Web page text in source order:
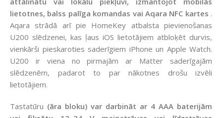
lietotnes, balss palīga komandas vai Aqara NFC kartes .
Aqara strādā arī pie HomeKey atbalsta pievienošanas
U200 slēdzenei, kas ļaus iOS lietotājiem atbloķēt durvis,
vienkārši pieskaroties saderīgiem iPhone un Apple Watch.
U200 ir viena no pirmajām ar Matter saderīgajām
slēdzenēm, padarot to par nākotnes drošu izvēli
lietotājiem.
Tastatūru (āra bloku) var darbināt ar 4 AAA baterijām